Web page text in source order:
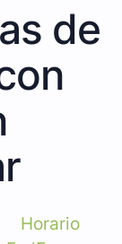
de
Horario